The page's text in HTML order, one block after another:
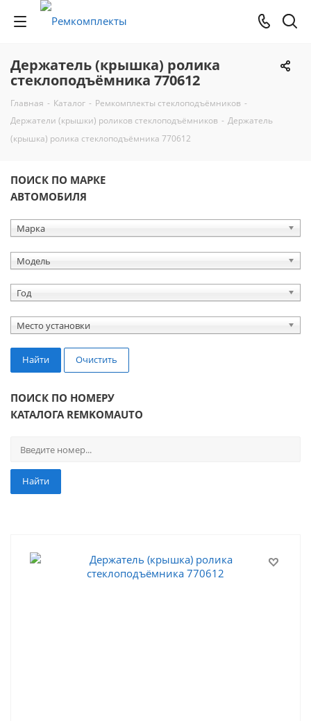
Держатель (крышка) ролика
стеклоподъёмника 770612
Главная - Каталог - Ремкомплекты стеклоподъёмников -
Держатели (крышки) роликов стеклоподъёмников - Держатель
(крышка) ролика стеклоподъёмника 770612
ПОИСК ПО МАРКЕ
АВТОМОБИЛЯ
Марка
Модель
Год
Место установки
Найти Очистить
ПОИСК ПО НОМЕРУ
КАТАЛОГА REMKOMAUTO
Найти